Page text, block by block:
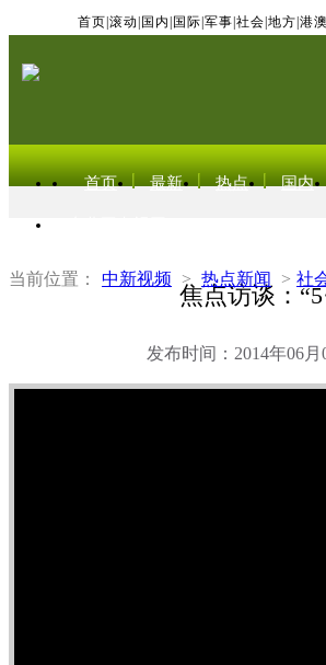
首页 滚动 国内 国际 军事 社会 地方 港澳
首页 最新 热点 国内
当前位置： 中新视频 > 热点新闻 > 社
焦点访谈：
发布时间：2014年06月